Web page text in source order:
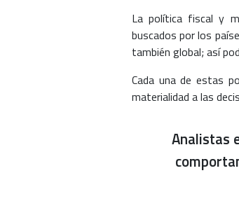
La política fiscal y
buscados por los
también global; así
Cada una de estas
materialidad a las
Analistas